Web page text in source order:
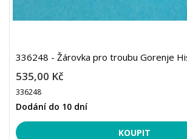
336248 - Žárovka pro troubu Gorenje
535,00 Kč
336248
Dodání do 10 dní